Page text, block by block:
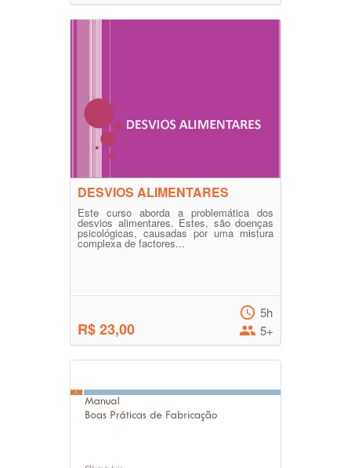
DESVIOS ALIMENTARES
Este curso aborda a problemática dos
desvios alimentares. Estes, são doenças
psicológicas, causadas por uma mistura
complexa de factores...
R$ 23,00
5h
5+